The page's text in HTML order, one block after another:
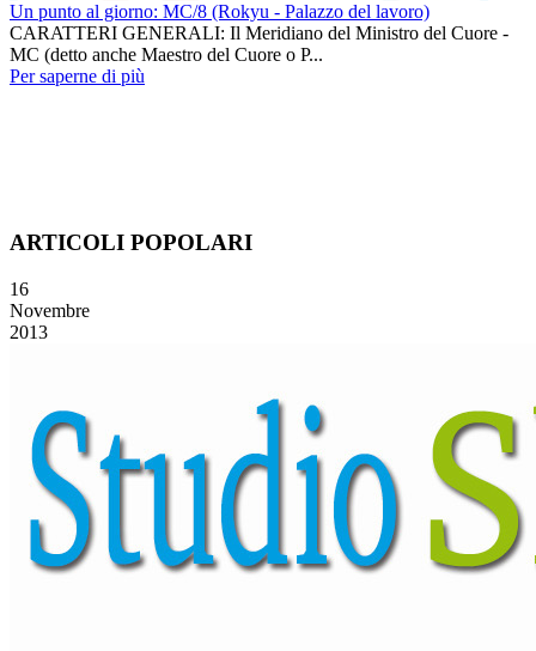
Un punto al giorno: MC/8 (Rokyu - Palazzo del lavoro)
CARATTERI GENERALI: Il Meridiano del Ministro del Cuore -
MC (detto anche Maestro del Cuore o P...
Per saperne di più
ARTICOLI POPOLARI
16
Novembre
2013